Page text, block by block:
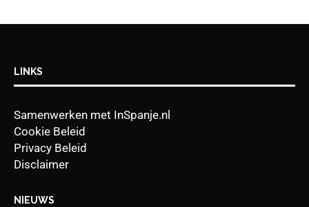
LINKS
Samenwerken met InSpanje.nl
Cookie Beleid
Privacy Beleid
Disclaimer
NIEUWS